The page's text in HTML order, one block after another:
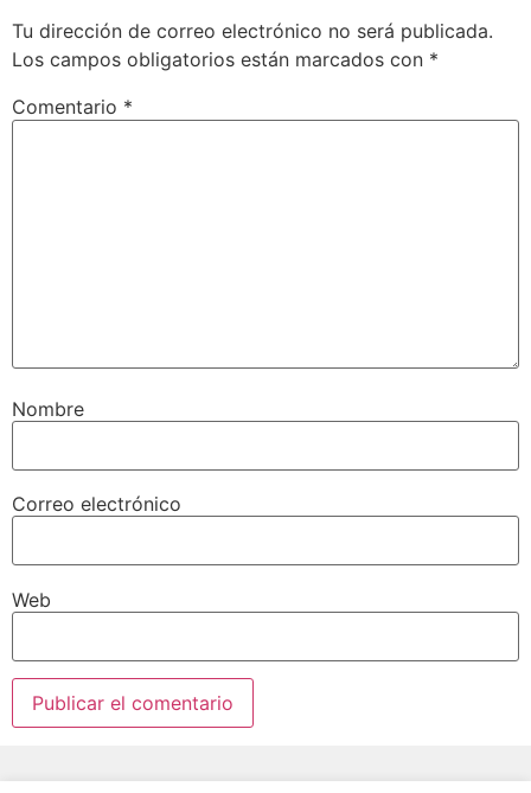
Tu dirección de correo electrónico no será publicada.
Los campos obligatorios están marcados con *
Comentario *
Nombre
Correo electrónico
Web